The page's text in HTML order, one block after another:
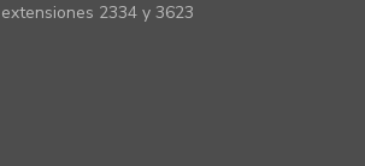
extensiones 2334 y 3623